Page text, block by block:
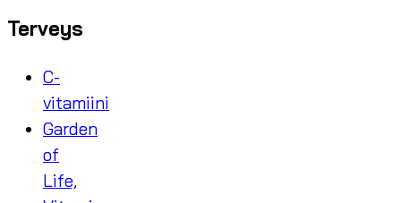
Terveys
C-
vitamiini
Garden
of
Life,